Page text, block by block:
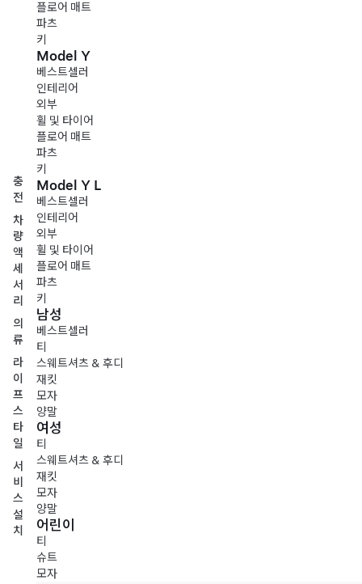
충
전
차
량
액
세
서
리
의
류
라
이
프
스
타
일
서
비
스
설
치
플로어 매트
파츠
키
Model Y
베스트셀러
인테리어
외부
휠 및 타이어
플로어 매트
파츠
키
Model Y L
베스트셀러
인테리어
외부
휠 및 타이어
플로어 매트
파츠
키
남성
베스트셀러
티
스웨트셔츠 & 후디
재킷
모자
양말
여성
티
스웨트셔츠 & 후디
재킷
모자
양말
어린이
티
슈트
모자